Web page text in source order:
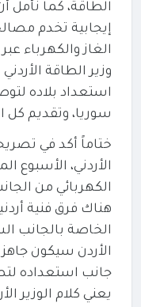
الطاقة، كما نأمل
إيجابية تخدم
الغاز والكهرباء
وزير الطاقة
استعداد بلاده
سوريا، وتقديم كل
ختاماً أكد في
الأردني، الأسبوع
الكهربائي من
هناك فرق فنية
الخاصة بالجانب
جانب استعداده
يعني كلام الوزير